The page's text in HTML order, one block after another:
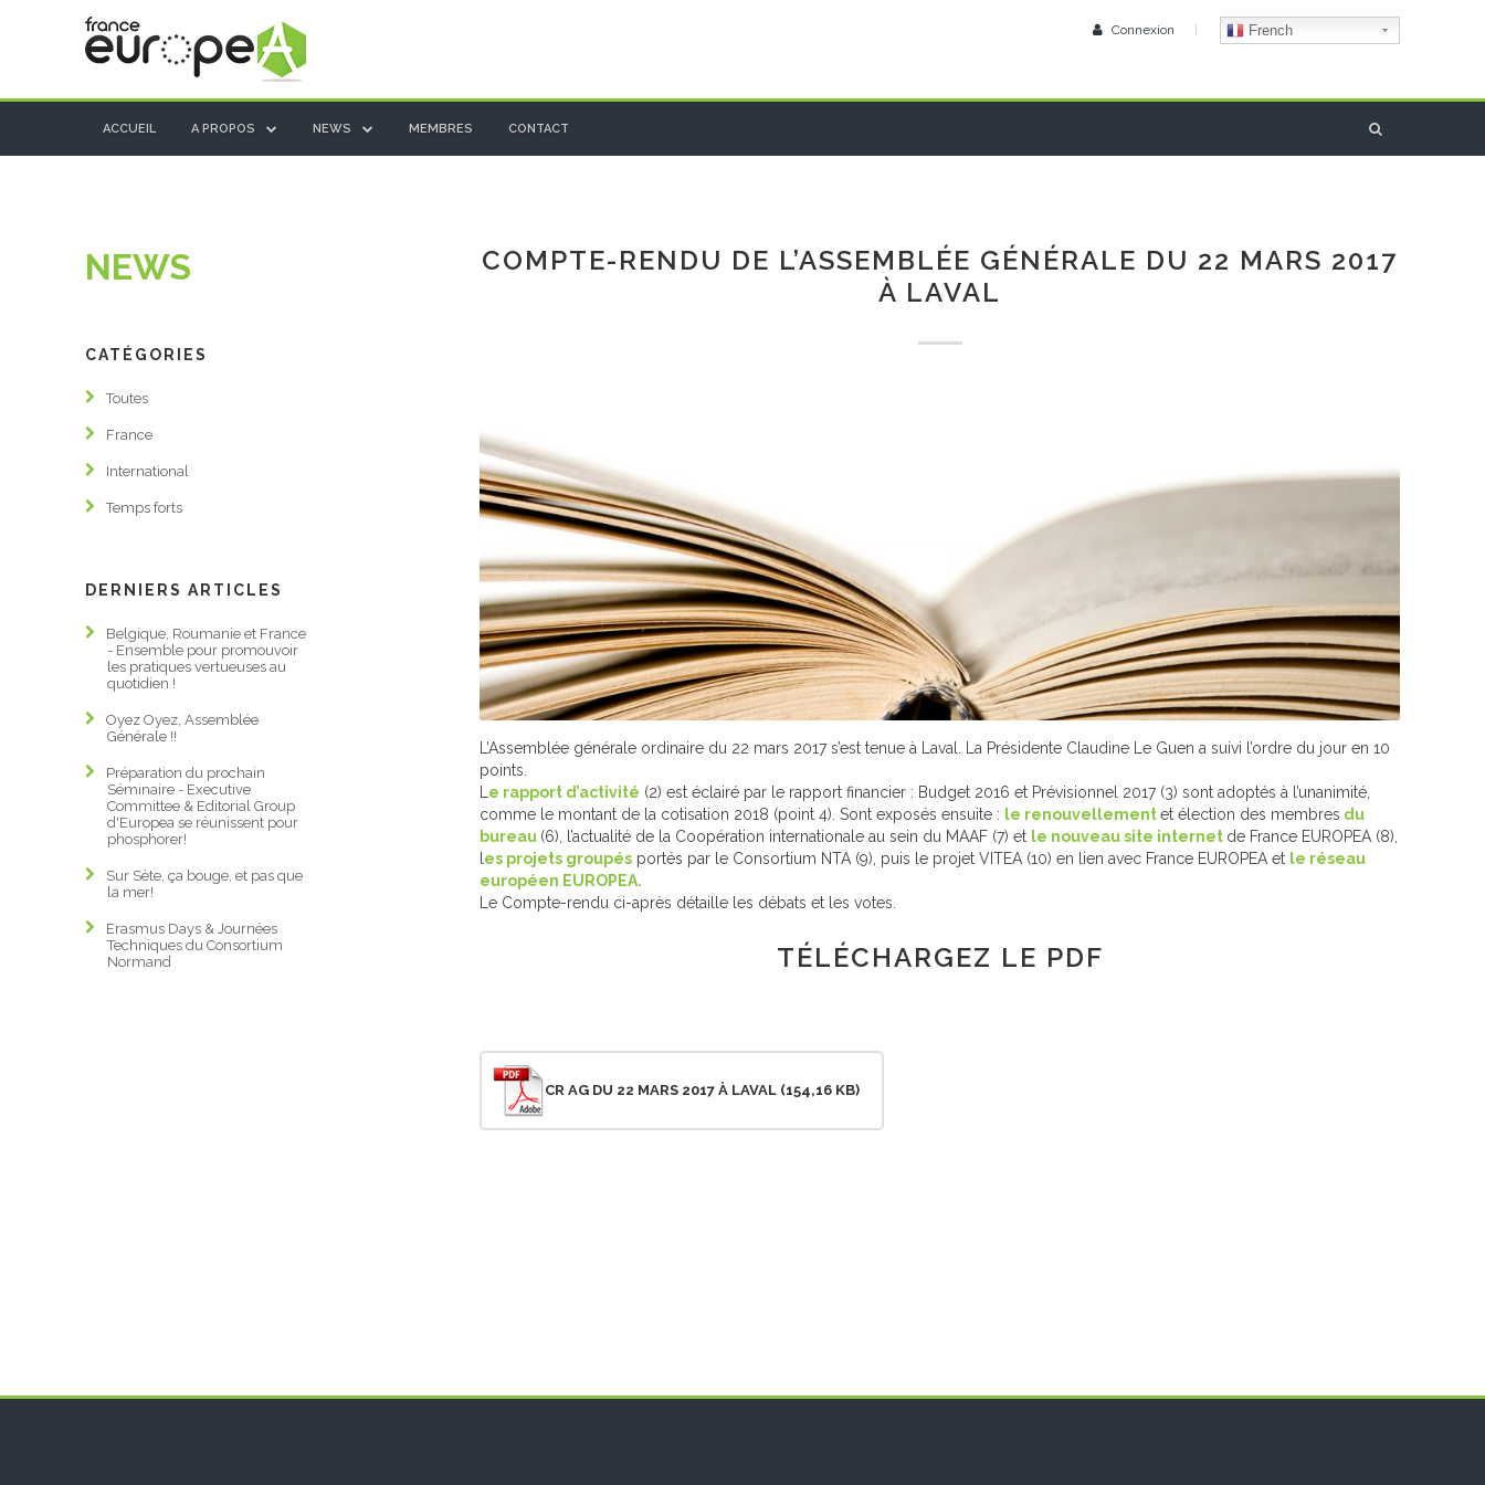
Connexion French
ACCUEIL A PROPOS NEWS MEMBRES CONTACT
NEWS
CATÉGORIES
Toutes
France
International
Temps forts
DERNIERS ARTICLES
Belgique, Roumanie et France
- Ensemble pour promouvoir
les pratiques vertueuses au
quotidien !
Oyez Oyez, Assemblée
Générale !!
Préparation du prochain
Séminaire - Executive
Committee & Editorial Group
d'Europea se réunissent pour
phosphorer!
Sur Sète, ça bouge, et pas que
la mer!
Erasmus Days & Journées
Techniques du Consortium
Normand
COMPTE-RENDU DE L’ASSEMBLÉE GÉNÉRALE DU 22 MARS 2017
À LAVAL
L’Assemblée générale ordinaire du 22 mars 2017 s’est tenue à Laval. La Présidente Claudine Le Guen a suivi l’ordre du jour en 10
points.
e rapport d’activité (2) est éclairé par le rapport financier : Budget 2016 et Prévisionnel 2017 (3) sont adoptés à l’unanimité,
comme le montant de la cotisation 2018 (point 4). Sont exposés ensuite : le renouvellementet élection des membres du
bureau (6), l’actualité de la Coopération internationale au sein du MAAF (7) et le nouveau site internet de France EUROPEA (8),
es projets groupés portés par le Consortium NTA (9), puis le projet VITEA (10) en lien avec France EUROPEA et le réseau
européen EUROPEA.
Le Compte-rendu ci-après détaille les débats et les votes.
TÉLÉCHARGEZ LE PDF
CR AG DU 22 MARS 2017 À LAVAL